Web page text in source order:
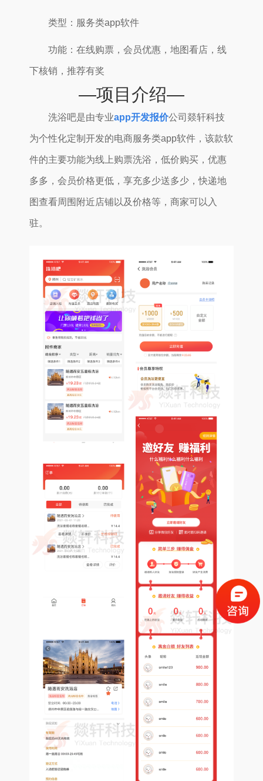
类型：服务类app软件
功能：在线购票，会员优惠，地图看店，线
下核销，推荐有奖
—项目介绍—
洗浴吧是由专业app开发报价公司燚轩科技
为个性化定制开发的电商服务类app软件，该款软
件的主要功能为线上购票洗浴，低价购买，优惠
多多，会员价格更低，享充多少送多少，快递地
图查看周围附近店铺以及价格等，商家可以入
驻。